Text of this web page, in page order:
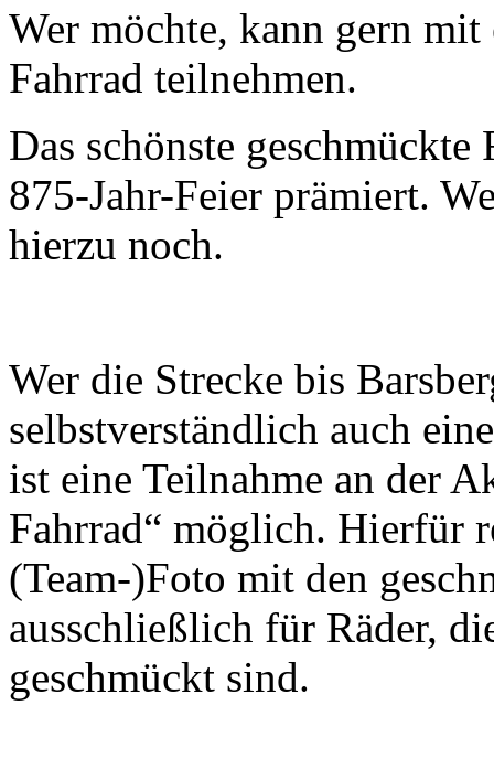
Wer möchte, kann gern
Fahrrad teilnehmen.
Das schönste
875-Jahr-Feier prämiert.
hierzu noch.
Wer die Strecke bis
selbstverständlich auch
ist eine Teilnahme an der
Fahrrad“ möglich. Hierfür
(Team-)Foto mit den
ausschließlich für Räder,
geschmückt sind.